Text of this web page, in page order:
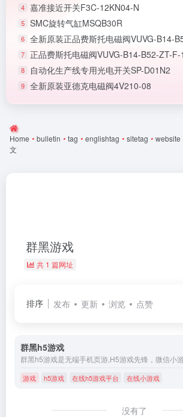
4 嘉准接近开关F3C-12KN04-N
5 SMC旋转气缸MSQB30R
6 全新原装正品费斯托电磁阀VUVG-B14-
7 正品费斯托电磁阀VUVG-B14-B52-ZT-F-
8 自动化生产线专用光电开关SP-D01N2
9 全新原装亚德克电磁阀4V210-08
Home • bulletin • tag • englishtag • sitetag • website
文
群黑游戏
共 1 篇网址
排序 发布 更新 浏览 点赞
群黑h5游戏
游戏 h5游戏 在线h5游戏平台 在线小游戏
没有了